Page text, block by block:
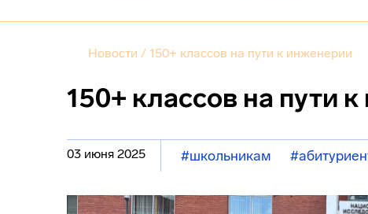
Новости / 150+ классов на пути к инженерии
150+ классов на пути
03 июня 2025 #школьникам